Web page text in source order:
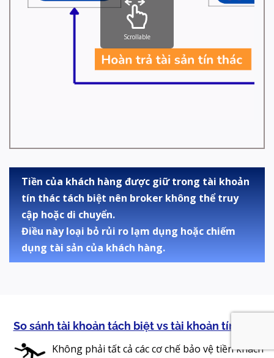
Scrollable
Tiền của khách hàng được giữ trong tài khoản
tín thác tách biệt nên broker không thể truy
cập hoặc di chuyển.
Điều này loại bỏ rủi ro lạm dụng hoặc chiếm
dụng tài sản của khách hàng.
So sánh tài khoản tách biệt vs tài khoản tín thác
Không phải tất cả các cơ chế bảo vệ tiền khách